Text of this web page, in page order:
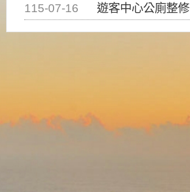
115-07-16
遊客中心公廁整修